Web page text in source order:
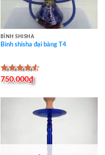
BÌNH SHISHA
Bình shisha đại bàng T4
Được xếp
4.50
750.000₫